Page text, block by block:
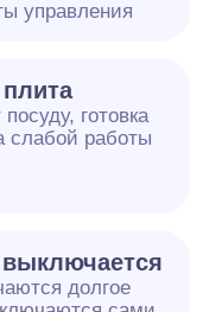
управления
готовка
слабой работы
долгое